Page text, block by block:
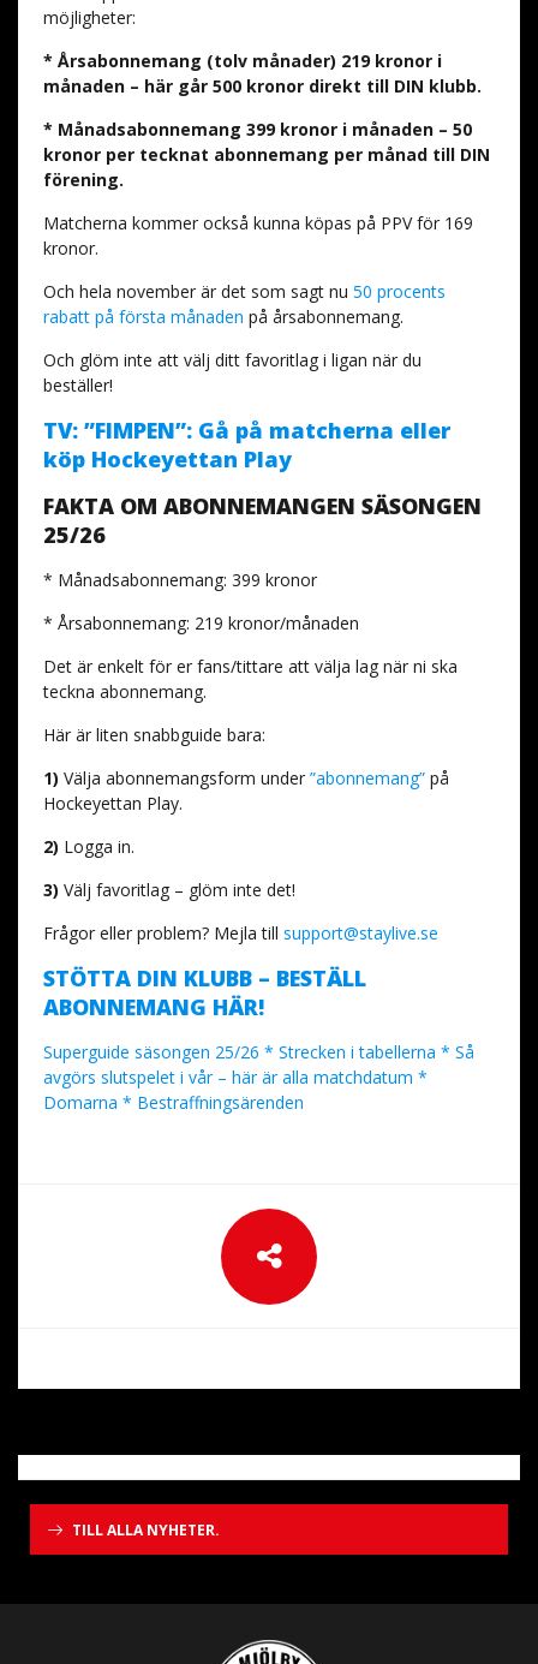
möjligheter:
* Årsabonnemang (tolv månader) 219 kronor i
månaden – här går 500 kronor direkt till DIN klubb.
* Månadsabonnemang 399 kronor i månaden – 50
kronor per tecknat abonnemang per månad till DIN
förening.
Matcherna kommer också kunna köpas på PPV för 169
kronor.
Och hela november är det som sagt nu 50 procents
rabatt på första månaden på årsabonnemang.
Och glöm inte att välj ditt favoritlag i ligan när du
beställer!
TV: ”FIMPEN”: Gå på matcherna eller
köp Hockeyettan Play
FAKTA OM ABONNEMANGEN SÄSONGEN
25/26
* Månadsabonnemang: 399 kronor
* Årsabonnemang: 219 kronor/månaden
Det är enkelt för er fans/tittare att välja lag när ni ska
teckna abonnemang.
Här är liten snabbguide bara:
1) Välja abonnemangsform under ”abonnemang”på
Hockeyettan Play.
2) Logga in.
3) Välj favoritlag – glöm inte det!
Frågor eller problem? Mejla till support@staylive.se
STÖTTA DIN KLUBB – BESTÄLL
ABONNEMANG HÄR!
Superguide säsongen 25/26 * Strecken i tabellerna * Så
avgörs slutspelet i vår – här är alla matchdatum *
Domarna * Bestraffningsärenden
TILL ALLA NYHETER.